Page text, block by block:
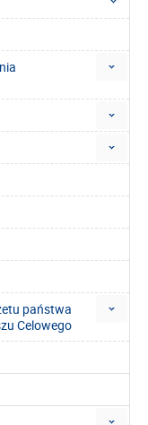
państwa
Celowego